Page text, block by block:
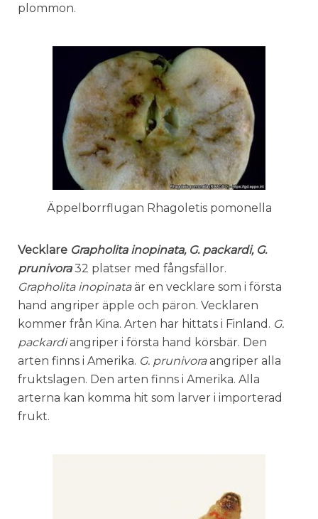
plommon.
Äppelborrflugan Rhagoletis pomonella
Vecklare Grapholita inopinata, G. packardi, G.
prunivora32 platser med fångsfällor.
Grapholita inopinataär en vecklare som i första
hand angriper äpple och päron. Vecklaren
kommer från Kina. Arten har hittats i Finland. G.
packardiangriper i första hand körsbär. Den
arten finns i Amerika. G. prunivoraangriper alla
fruktslagen. Den arten finns i Amerika. Alla
arterna kan komma hit som larver i importerad
frukt.